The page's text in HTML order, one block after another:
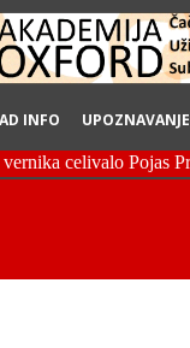
INFO UPOZNAVANJE